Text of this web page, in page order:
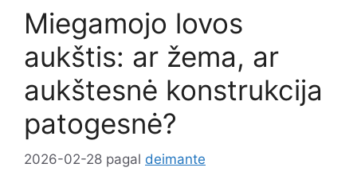
Miegamojo lovos
aukštis: ar žema, ar
aukštesnė konstrukcija
patogesnė?
2026-02-28 pagal deimante